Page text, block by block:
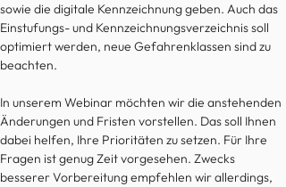
sowie die digitale Kennzeichnung geben. Auch das
Einstufungs- und Kennzeichnungsverzeichnis soll
optimiert werden, neue Gefahrenklassen sind zu
beachten.
In unserem Webinar möchten wir die anstehenden
Änderungen und Fristen vorstellen. Das soll Ihnen
dabei helfen, Ihre Prioritäten zu setzen. Für Ihre
Fragen ist genug Zeit vorgesehen. Zwecks
besserer Vorbereitung empfehlen wir allerdings,